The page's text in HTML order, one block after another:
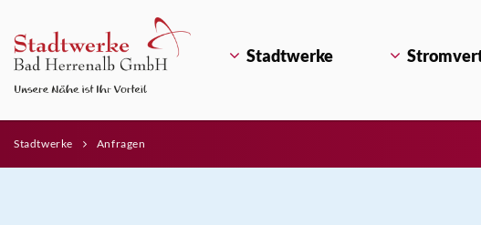
Stadtwerke
Stadtwerke Anfragen